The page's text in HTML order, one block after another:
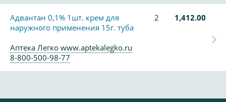
Адвантан 0,1% 1шт. крем для
наружного применения 15г. туба
2 1,412.00
Аптека Легко www.aptekalegko.ru
8-800-500-98-77